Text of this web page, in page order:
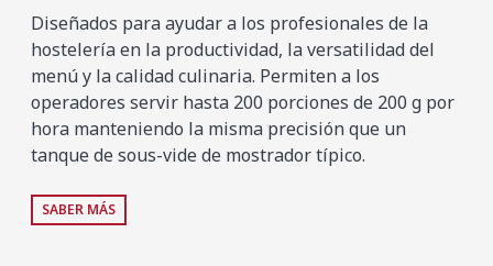
Diseñados para ayudar a los profesionales de la
hostelería en la productividad, la versatilidad del
menú y la calidad culinaria. Permiten a los
operadores servir hasta 200 porciones de 200 g por
hora manteniendo la misma precisión que un
tanque de sous-vide de mostrador típico.
SABER MÁS